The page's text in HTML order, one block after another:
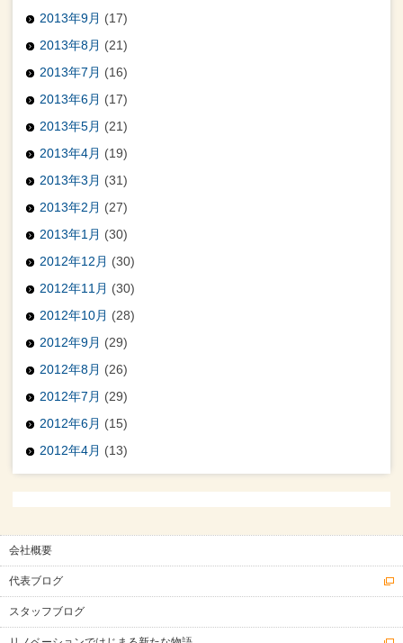
2013年9月 (17)
2013年8月 (21)
2013年7月 (16)
2013年6月 (17)
2013年5月 (21)
2013年4月 (19)
2013年3月 (31)
2013年2月 (27)
2013年1月 (30)
2012年12月 (30)
2012年11月 (30)
2012年10月 (28)
2012年9月 (29)
2012年8月 (26)
2012年7月 (29)
2012年6月 (15)
2012年4月 (13)
会社概要
代表ブログ
スタッフブログ